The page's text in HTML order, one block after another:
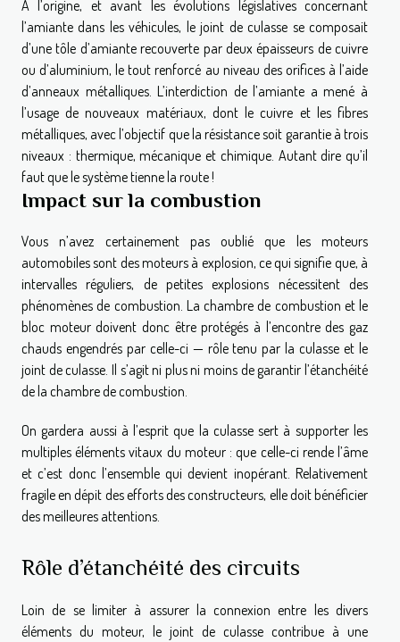
À l’origine, et avant les évolutions législatives concernant
l’amiante dans les véhicules, le joint de culasse se composait
d’une tôle d’amiante recouverte par deux épaisseurs de cuivre
ou d’aluminium, le tout renforcé au niveau des orifices à l’aide
d’anneaux métalliques. L’interdiction de l’amiante a mené à
l’usage de nouveaux matériaux, dont le cuivre et les fibres
métalliques, avec l’objectif que la résistance soit garantie à trois
niveaux : thermique, mécanique et chimique. Autant dire qu’il
faut que le système tienne la route !
Impact sur la combustion
Vous n’avez certainement pas oublié que les moteurs
automobiles sont des moteurs à explosion, ce qui signifie que, à
intervalles réguliers, de petites explosions nécessitent des
phénomènes de combustion. La chambre de combustion et le
bloc moteur doivent donc être protégés à l’encontre des gaz
chauds engendrés par celle-ci — rôle tenu par la culasse et le
joint de culasse. Il s’agit ni plus ni moins de garantir l’étanchéité
de la chambre de combustion.
On gardera aussi à l’esprit que la culasse sert à supporter les
multiples éléments vitaux du moteur : que celle-ci rende l’âme
et c’est donc l’ensemble qui devient inopérant. Relativement
fragile en dépit des efforts des constructeurs, elle doit bénéficier
des meilleures attentions.
Rôle d’étanchéité des circuits
Loin de se limiter à assurer la connexion entre les divers
éléments du moteur, le joint de culasse contribue à une